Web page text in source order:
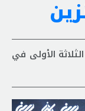
الأولى في